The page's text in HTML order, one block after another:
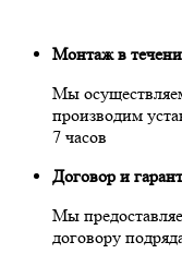
Монтаж в
Мы
производим
7 часов
Договор и
Мы
договору